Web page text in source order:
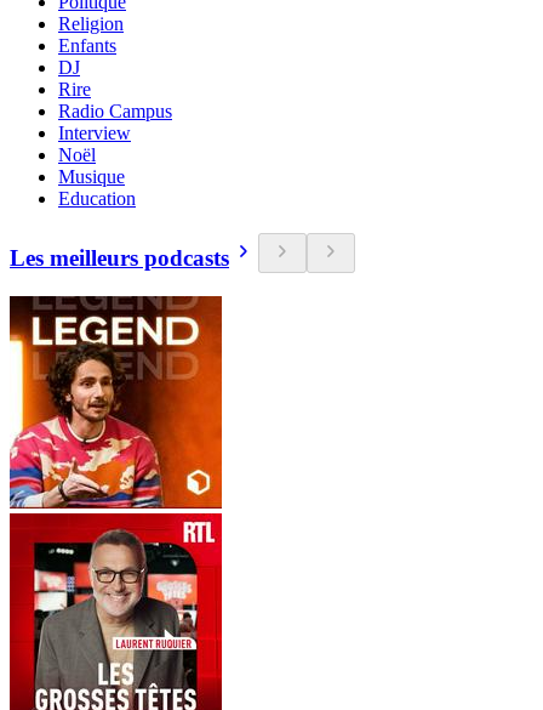
Religion
Enfants
DJ
Rire
Radio Campus
Interview
Noël
Musique
Education
Les meilleurs podcasts